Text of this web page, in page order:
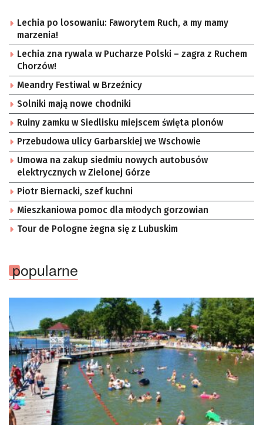
Lechia po losowaniu: Faworytem Ruch, a my mamy
marzenia!
Lechia zna rywala w Pucharze Polski – zagra z Ruchem
Chorzów!
Meandry Festiwal w Brzeźnicy
Solniki mają nowe chodniki
Ruiny zamku w Siedlisku miejscem święta plonów
Przebudowa ulicy Garbarskiej we Wschowie
Umowa na zakup siedmiu nowych autobusów
elektrycznych w Zielonej Górze
Piotr Biernacki, szef kuchni
Mieszkaniowa pomoc dla młodych gorzowian
Tour de Pologne żegna się z Lubuskim
popularne